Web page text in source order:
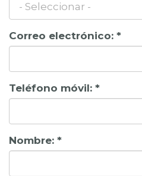
Correo electrónico: *
Teléfono móvil: *
Nombre: *